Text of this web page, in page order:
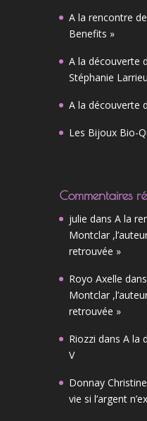
A la rencontre
Benefits »
A la découverte
Stéphanie Larrieu
A la découverte
Les Bijoux Bio-
Commentaires
julie dans A la
Montclar
retrouvée »
Royo Axelle dans
Montclar
retrouvée »
Riozzi dans A la
V
Donnay Christine
vie si l’argent